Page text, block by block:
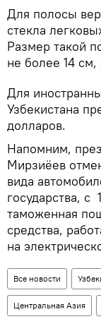
Для полосы
стекла
Размер такой
не более 14
Для
Узбекистана
долларов.
Напомним,
Мирзиёев
вида
государства, с
таможенная
средства,
на
Все новости
Центральная Азия